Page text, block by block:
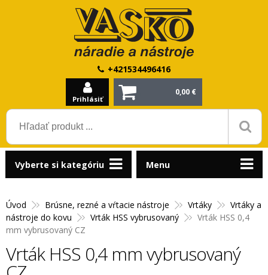
+421534496416
Prihlásiť
0,00 €
Úvod Brúsne, rezné a vŕtacie nástroje Vrtáky
Vrtáky a
nástroje do kovu
Vrták HSS vybrusovaný
Vrták HSS 0,4
mm vybrusovaný CZ
Vrták HSS 0,4 mm vybrusovaný
Vyberte si kategóriu Menu